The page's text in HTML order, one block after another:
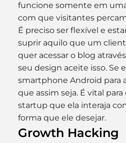
funcione somente em
com que visitantes
É preciso ser flexível e
suprir aquilo que um
quer acessar o blog
seu design aceite isso. Se
smartphone Android para
que assim seja. É vital
startup que ela interaja
forma que ele desejar.
Growth Hacking